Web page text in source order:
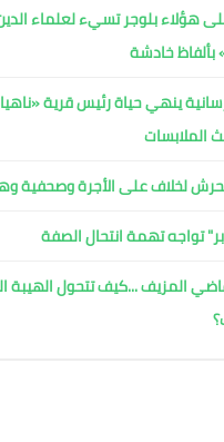
هؤلاء بلوجر تسيء لعلماء
بألفاظ خادشة
ينهي حياة رئيس قرية
الملابسات
لخلاف على الأجرة وصحفية
تواجه تهمة انتحال الصفة
المزيف ...كيف تتحول الهيبة